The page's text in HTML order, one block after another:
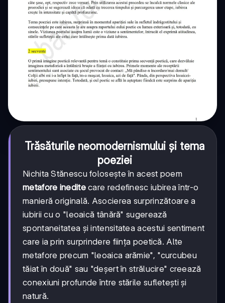
Trăsăturile neomodernismului și tema
poeziei
Nichita Stănescu folosește în acest poem
metafore ineditecare redefinesc iubirea într-o
manieră originală. Asocierea surprinzătoare a
iubirii cu o "leoaică tânără" sugerează
spontaneitatea și intensitatea acestui sentiment
care ia prin surprindere ființa poetică. Alte
metafore precum "leoaica arămie", "curcubeu
tăiat în două" sau "deșert în strălucire" creează
conexiuni profunde între stările sufletești și
natură.